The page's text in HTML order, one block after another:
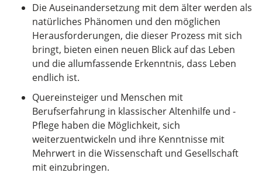
Die Auseinandersetzung mit dem älter werden als
natürliches Phänomen und den möglichen
Herausforderungen, die dieser Prozess mit sich
bringt, bieten einen neuen Blick auf das Leben
und die allumfassende Erkenntnis, dass Leben
endlich ist.
Quereinsteiger und Menschen mit
Berufserfahrung in klassischer Altenhilfe und -
Pflege haben die Möglichkeit, sich
weiterzuentwickeln und ihre Kenntnisse mit
Mehrwert in die Wissenschaft und Gesellschaft
mit einzubringen.